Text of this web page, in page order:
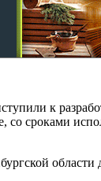
к
сроками
области